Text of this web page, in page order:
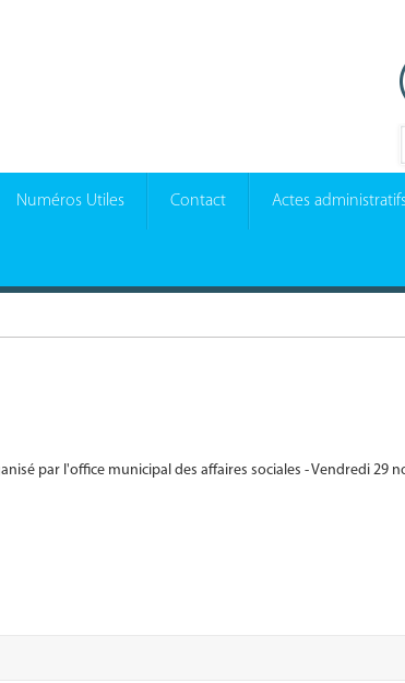
Numéros Utiles Contact Actes
par l'office municipal des affaires sociales - Vendredi 29